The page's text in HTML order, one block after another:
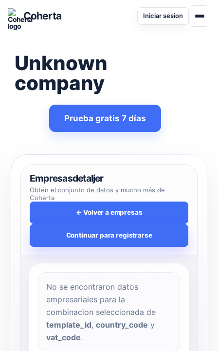
Coherta Iniciar sesion
Unknown
company
Prueba gratis 7 días
Empresasdetaljer
Obtén el conjunto de datos y mucho más de
Coherta
← Volver a empresas
Continuar para registrarse
No se encontraron datos
empresariales para la
combinacion seleccionada de
template_id, country_code y
vat_code.